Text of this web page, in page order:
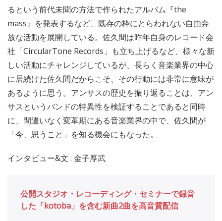
るという前代未聞の方法で作られたアルバム『the
mass』を発表するなど、既存の枠にとらわれない自由奔
放な活動を展開している。佐久間は昨年自身のレコード会
社「CircularTone Records」も立ち上げるなど、様々な新
しい活動にチャレンジしているが、長らく音楽業界の中心
に居続けた佐久間だからこそ、その行動には非常に意味が
あるように思う。アンサスの歴史を振り返ることは、アン
サスというバンドの特異性を検証することであると同時
に、間違いなく変革期にある音楽業界の中で、佐久間が
「今、思うこと」を知る機会にもなった。
インタビュー&文 : 金子厚武
公開スタジオ・レコーディング・セミナーで録音
した「kotoba」を含む新曲2曲を高音質配信